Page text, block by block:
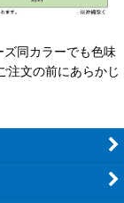
同カラーでも色味
注文の前にあらかじ